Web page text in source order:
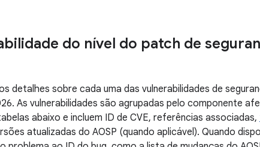
do nível do patch de
detalhes sobre cada uma das vulnerabilidades de
As vulnerabilidades são agrupadas pelo componente
abaixo e incluem ID de CVE, referências associadas,
atualizadas do AOSP (quando aplicável). Quando